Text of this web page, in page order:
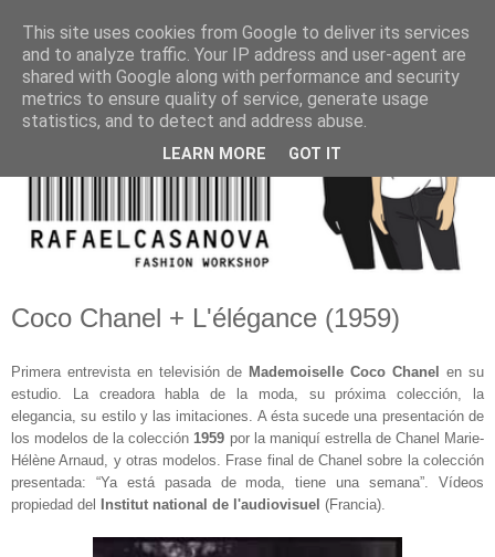
Coco Chanel + L'élégance (1959)
Primera entrevista en televisión de Mademoiselle Coco Chanel
en su
estudio. La creadora habla de la moda, su próxima colección, la
elegancia, su estilo y las imitaciones. A ésta sucede una presentación de
los modelos de la colección 1959 por la maniquí estrella de Chanel Marie-
Hélène Arnaud, y otras modelos. Frase final de Chanel sobre la colección
presentada: “Ya está pasada de moda, tiene una semana”. Vídeos
propiedad del
Institut national de l'audiovisuel (Francia).
This site uses cookies from Google to deliver its services
and to analyze traffic. Your IP address and user-agent are
shared with Google along with performance and security
metrics to ensure quality of service, generate usage
statistics, and to detect and address abuse.
LEARN MORE GOT IT